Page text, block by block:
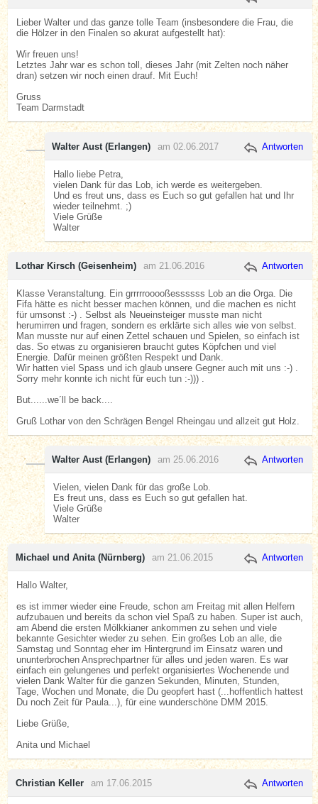
Lieber Walter und das ganze tolle Team (insbesondere die Frau, die
die Hölzer in den Finalen so akurat aufgestellt hat):
Wir freuen uns!
Letztes Jahr war es schon toll, dieses Jahr (mit Zelten noch näher
dran) setzen wir noch einen drauf. Mit Euch!
Gruss
Team Darmstadt
Walter Aust (Erlangen) am 02.06.2017 Antworten
Hallo liebe Petra,
vielen Dank für das Lob, ich werde es weitergeben.
Und es freut uns, dass es Euch so gut gefallen hat und Ihr
wieder teilnehmt. ;)
Viele Grüße
Walter
Lothar Kirsch (Geisenheim) am 21.06.2016 Antworten
Klasse Veranstaltung. Ein grrrrrooooßessssss Lob an die Orga. Die
Fifa hätte es nicht besser machen können, und die machen es nicht
für umsonst :-) . Selbst als Neueinsteiger musste man nicht
herumirren und fragen, sondern es erklärte sich alles wie von selbst.
Man musste nur auf einen Zettel schauen und Spielen, so einfach ist
das. So etwas zu organisieren braucht gutes Köpfchen und viel
Energie. Dafür meinen größten Respekt und Dank.
Wir hatten viel Spass und ich glaub unsere Gegner auch mit uns :-) .
Sorry mehr konnte ich nicht für euch tun :-))) .
But......we´ll be back....
Gruß Lothar von den Schrägen Bengel Rheingau und allzeit gut Holz.
Walter Aust (Erlangen) am 25.06.2016 Antworten
Vielen, vielen Dank für das große Lob.
Es freut uns, dass es Euch so gut gefallen hat.
Viele Grüße
Walter
Michael und Anita (Nürnberg) am 21.06.2015 Antworten
Hallo Walter,
es ist immer wieder eine Freude, schon am Freitag mit allen Helfern
aufzubauen und bereits da schon viel Spaß zu haben. Super ist auch,
am Abend die ersten Mölkkianer ankommen zu sehen und viele
bekannte Gesichter wieder zu sehen. Ein großes Lob an alle, die
Samstag und Sonntag eher im Hintergrund im Einsatz waren und
ununterbrochen Ansprechpartner für alles und jeden waren. Es war
einfach ein gelungenes und perfekt organisiertes Wochenende und
vielen Dank Walter für die ganzen Sekunden, Minuten, Stunden,
Tage, Wochen und Monate, die Du geopfert hast (...hoffentlich hattest
Du noch Zeit für Paula...), für eine wunderschöne DMM 2015.
Liebe Grüße,
Anita und Michael
Christian Keller am 17.06.2015 Antworten